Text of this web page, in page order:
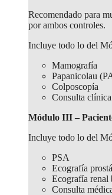
Recomendado para
por ambos controles.
Incluye todo lo del
Mamografía
Papanicolau
Colposcopía
Consulta
Módulo III –
Incluye todo lo del
PSA
Ecografía
Ecografía renal
Consulta